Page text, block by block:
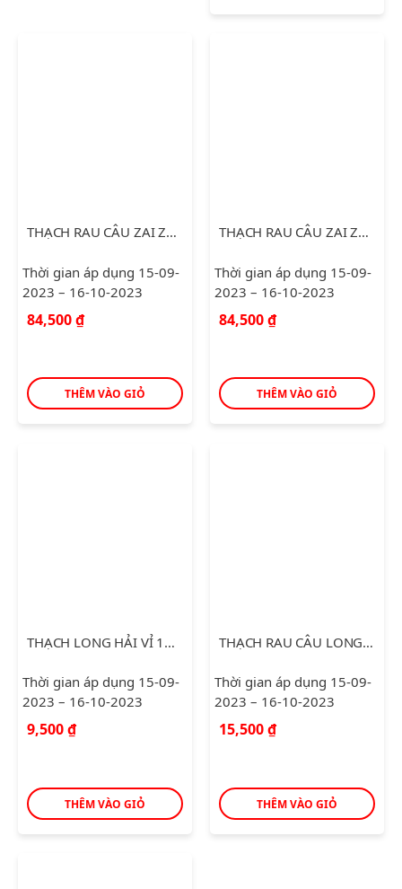
THẠCH RAU CÂU ZAI ZAI + ĐỨC HẠNH
Thời gian áp dụng 15-09-
2023 – 16-10-2023
84,500₫
THÊM VÀO GIỎ
THẠCH RAU CÂU ZAI ZAI ĐỨC HẠNH
Thời gian áp dụng 15-09-
2023 – 16-10-2023
84,500₫
THÊM VÀO GIỎ
THẠCH LONG HẢI VỈ 100G
Thời gian áp dụng 15-09-
2023 – 16-10-2023
9,500₫
THÊM VÀO GIỎ
THẠCH RAU CÂU LONG HẢI 450G
Thời gian áp dụng 15-09-
2023 – 16-10-2023
15,500₫
THÊM VÀO GIỎ